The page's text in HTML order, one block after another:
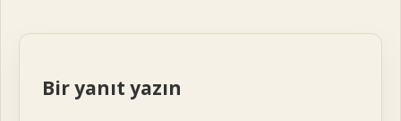
Bir yanıt yazın